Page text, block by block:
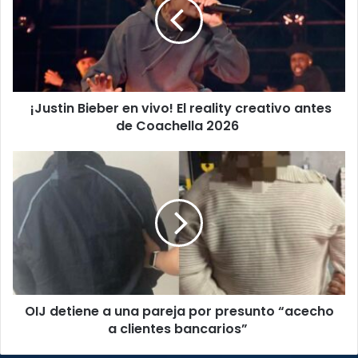
El
de
Coachella
¡Justin Bieber en vivo! El reality creativo antes
de Coachella 2026
detiene
una
pareja
por
“acecho
a
clientes
OIJ detiene a una pareja por presunto “acecho
a clientes bancarios”